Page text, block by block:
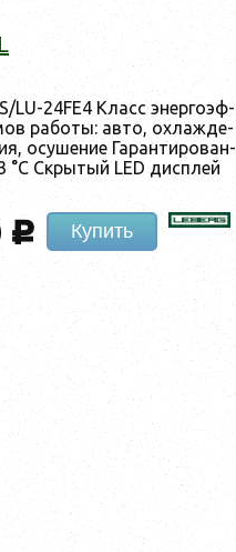
LU-24FE4 Класс энер­го­эф­
ра­боты: ав­то, ох­лажде­
осу­шение Га­ран­ти­рован­
°C Скры­тый LED дис­плей
c Купить